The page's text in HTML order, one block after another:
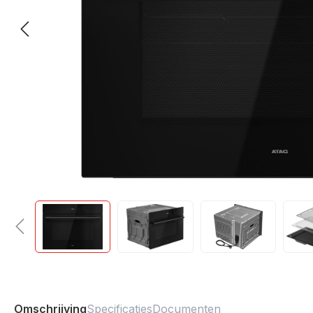
OmschrijvingSpecificatiesDocumenten